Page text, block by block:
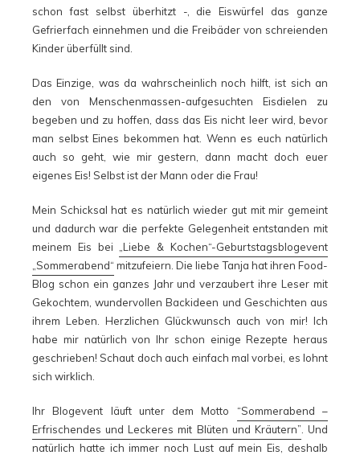
schon fast selbst überhitzt -, die Eiswürfel das ganze
Gefrierfach einnehmen und die Freibäder von schreienden
Kinder überfüllt sind.
Das Einzige, was da wahrscheinlich noch hilft, ist sich an
den von Menschenmassen-aufgesuchten Eisdielen zu
begeben und zu hoffen, dass das Eis nicht leer wird, bevor
man selbst Eines bekommen hat. Wenn es euch natürlich
auch so geht, wie mir gestern, dann macht doch euer
eigenes Eis! Selbst ist der Mann oder die Frau!
Mein Schicksal hat es natürlich wieder gut mit mir gemeint
und dadurch war die perfekte Gelegenheit entstanden mit
meinem Eis bei
„Liebe & Kochen“-Geburtstagsblogevent
„Sommerabend“ mitzufeiern. Die liebe Tanja hat ihren Food-
Blog schon ein ganzes Jahr und verzaubert ihre Leser mit
Gekochtem, wundervollen Backideen und Geschichten aus
ihrem Leben. Herzlichen Glückwunsch auch von mir! Ich
habe mir natürlich von Ihr schon einige Rezepte heraus
geschrieben! Schaut doch auch einfach mal vorbei, es lohnt
sich wirklich.
Ihr Blogevent läuft unter dem Motto “Sommerabend –
Erfrischendes und Leckeres mit Blüten und Kräutern” . Und
natürlich hatte ich immer noch Lust auf mein Eis, deshalb